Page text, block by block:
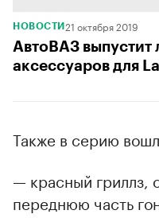
НОВОСТИ 21 октября 2019
АвтоВАЗ выпустит
аксессуаров для
Также в серию
— красный гриллз,
переднюю часть